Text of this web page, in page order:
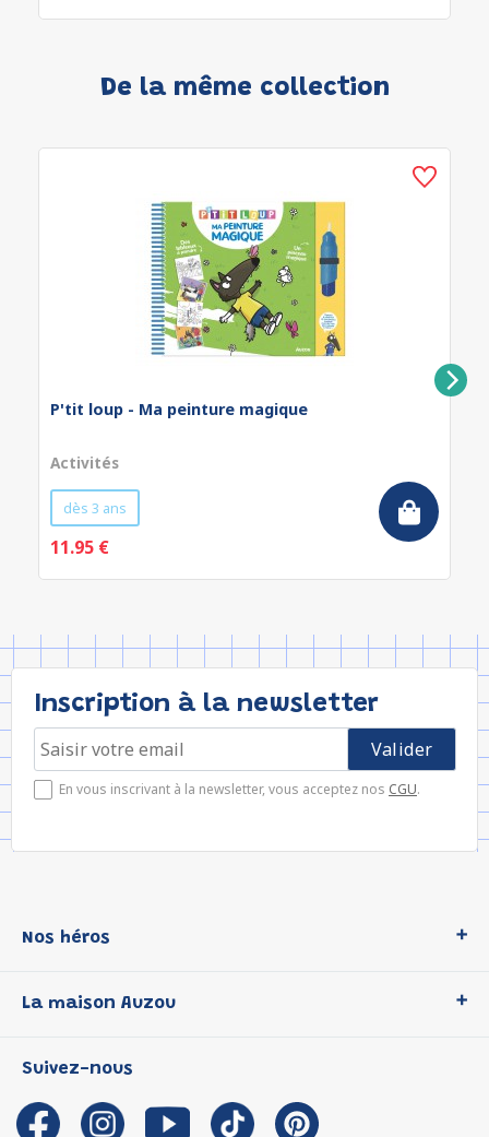
De la même collection
P'tit loup - Ma peinture magique
Activités
dès 3 ans
11.95 €
Inscription à la newsletter
En vous inscrivant à la newsletter, vous acceptez nos CGU.
Nos héros
P'tit Loup
Les Influenceuses
Migali
La maison Auzou
Notre histoire
Auzou s'engage
Suivez-nous